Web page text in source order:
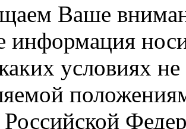
Ваше
информация
условиях
Российской